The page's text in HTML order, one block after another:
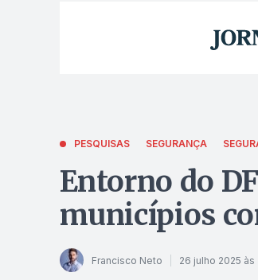
PESQUISAS SEGURANÇA
Entorno do
municípios
Francisco Neto 26 julho 2025 às